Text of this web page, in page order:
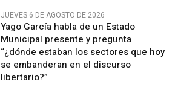
JUEVES 6 DE AGOSTO DE 2026
Yago García habla de un Estado
Municipal presente y pregunta
“¿dónde estaban los sectores que hoy
se embanderan en el discurso
libertario?”